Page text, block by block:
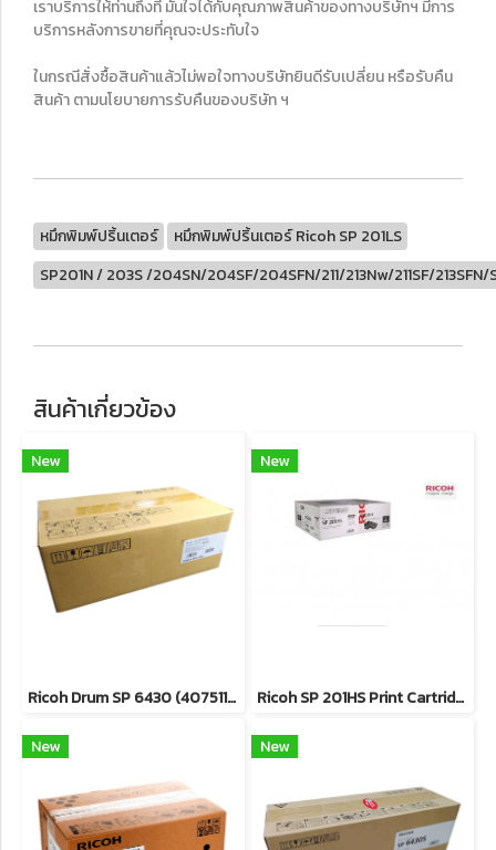
เราบริการให้ท่านถึงที่ มั่นใจได้กับคุณภาพสินค้าของทางบริษัทฯ มีการ
บริการหลังการขายที่คุณจะประทับใจ
ในกรณีสั่งซื้อสินค้าแล้วไม่พอใจทางบริษัทยินดีรับเปลี่ยน หรือรับคืน
สินค้า ตามนโยบายการรับคืนของบริษัท ฯ
หมึกพิมพ์ปริ้นเตอร์
หมึกพิมพ์ปริ้นเตอร์ Ricoh SP 201LS
SP201N / 203S /204SN/204SF/204SFN/211/213Nw/211SF/
สินค้าเกี่ยวข้อง
New
Ricoh Drum SP 6430 (407511) ตลับดรัม 25,000 แผ่น สินค้าของแท้ รับประกันศูนย์
New
Ricoh SP 201HS Print Cartridge หมึกพิมพ์เลเซอร์โทนเนอร์ขาวดำ 2,600 แผ่น รับประกันของแท้ศูนย์
New New